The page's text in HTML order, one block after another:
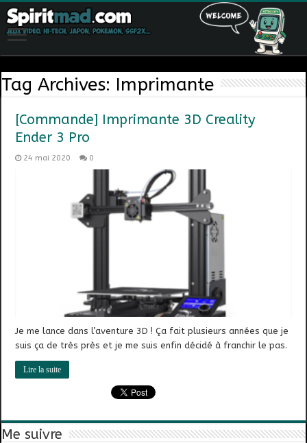
Tag Archives: Imprimante
[Commande] Imprimante 3D Creality
Ender 3 Pro
24 mai 2020 0
Je me lance dans l’aventure 3D ! Ça fait plusieurs années que je
suis ça de très près et je me suis enfin décidé à franchir le pas.
Lire la suite
Me suivre